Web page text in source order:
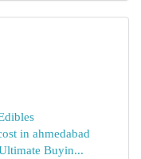
in ahmedabad
Buyin...